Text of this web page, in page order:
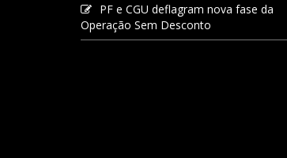
PF e CGU deflagram nova fase da
Operação Sem Desconto